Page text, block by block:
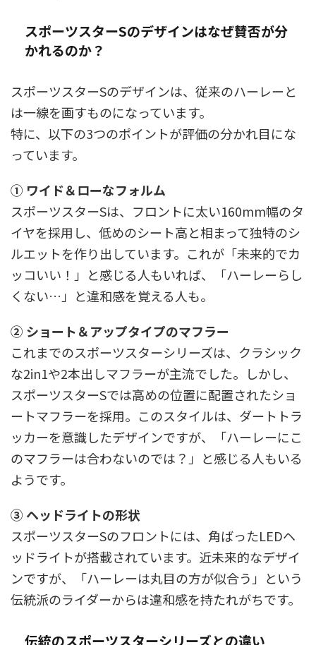
スポーツスターSのデザインはなぜ賛否が分
かれるのか？
スポーツスターSのデザインは、従来のハーレーと
は一線を画すものになっています。
特に、以下の3つのポイントが評価の分かれ目にな
っています。
① ワイド＆ローなフォルム
スポーツスターSは、フロントに太い160mm幅のタ
イヤを採用し、低めのシート高と相まって独特のシ
ルエットを作り出しています。これが「未来的でカ
ッコいい！」と感じる人もいれば、「ハーレーらし
くない…」と違和感を覚える人も。
② ショート＆アップタイプのマフラー
これまでのスポーツスターシリーズは、クラシック
な2in1や2本出しマフラーが主流でした。しかし、
スポーツスターSでは高めの位置に配置されたショ
ートマフラーを採用。このスタイルは、ダートトラ
ッカーを意識したデザインですが、「ハーレーにこ
のマフラーは合わないのでは？」と感じる人もいる
ようです。
③ ヘッドライトの形状
スポーツスターSのフロントには、角ばったLEDヘ
ッドライトが搭載されています。近未来的なデザイ
ンですが、「ハーレーは丸目の方が似合う」という
伝統派のライダーからは違和感を持たれがちです。
伝統のスポーツスターシリーズとの違い